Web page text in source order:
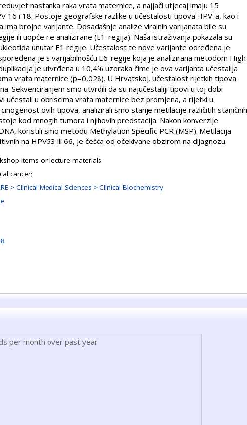
nastanka raka vrata maternice, a najjači utjecaj imaju 15
16 i 18. Postoje geografske razlike u učestalosti tipova HPV-a, kao i
brojne varijante. Dosadašnje analize viralnih varijanata bile su
ili uopće ne analizirane (E1-regija). Naša istraživanja pokazala su
unutar E1 regije. Učestalost te nove varijante određena je
je s varijabilnošću E6-regije koja je analizirana metodom High
je utvrđena u 10,4% uzoraka čime je ova varijanta učestalija
vrata maternice (p=0,028). U Hrvatskoj, učestalost rijetkih tipova
Sekvenciranjem smo utvrdili da su najučestaliji tipovi u toj dobi
učestali u obriscima vrata maternice bez promjena, a rijetki u
ovih tipova, analizirali smo stanje metilacije različitih staničnih
kod mnogih tumora i njihovih predstadija. Nakon konverzije
koristili smo metodu Methylation Specific PCR (MSP). Metilacija
na HPV53 ili 66, je češća od očekivane obzirom na dijagnozu.
items or lecture materials
cancer;
> Clinical Medical Sciences > Clinical Biochemistry
per month over past year